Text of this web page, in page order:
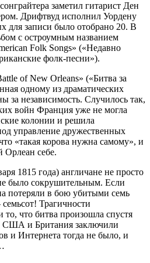
заметил гитарист Ден
Дрифтвуд исполнил Уордену
для записи было отобрано 20. В
с остроумным названием
Folk Songs» («Недавно
фолк-песни»).
of New Orleans» («Битва за
одному из драматических
за независимость. Случилось так,
войн Франция уже не могла
колонии и решила
управление дружественных
«такая корова нужна самому», и
Орлеан себе.
1815 года) англичане не просто
было сокрушительным. Если
потеряли в бою убитыми семь
Трагичности
что битва произошла спустя
США и Британия заключили
и Интернета тогда не было, и